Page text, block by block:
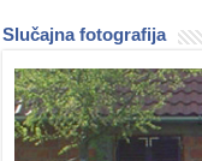
Slučajna fotografija